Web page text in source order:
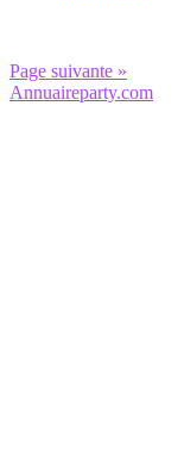
Page suivante »
Annuaireparty.com